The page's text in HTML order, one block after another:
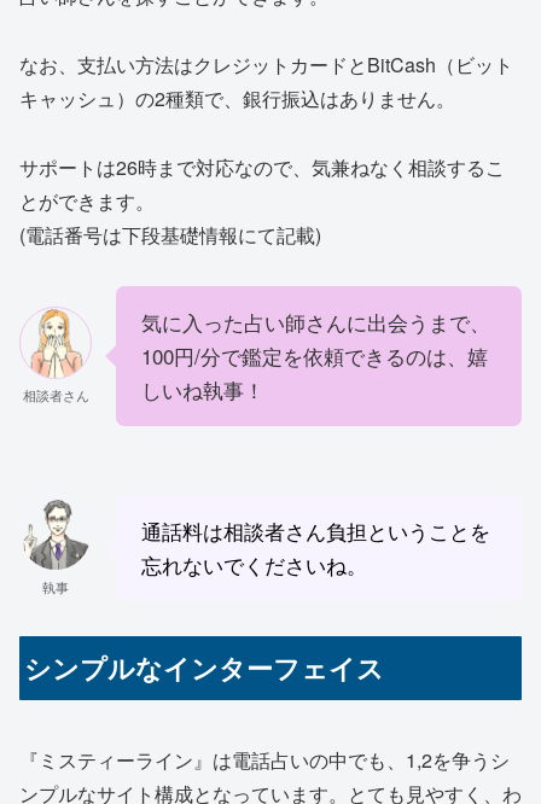
なお、支払い方法はクレジットカードとBitCash（ビット
キャッシュ）の2種類で、銀行振込はありません。
サポートは26時まで対応なので、気兼ねなく相談するこ
とができます。
(電話番号は下段基礎情報にて記載)
相談者さん
気に入った占い師さんに出会うまで、
100円/分で鑑定を依頼できるのは、嬉
しいね執事！
執事
通話料は相談者さん負担ということを
忘れないでくださいね。
シンプルなインターフェイス
『ミスティーライン』は電話占いの中でも、1,2を争う シ
ンプルなサイト構成となっています。とても見やすく、わ